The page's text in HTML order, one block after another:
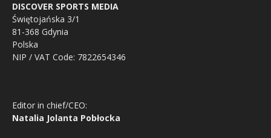
DISCOVER SPORTS MEDIA
Świętojańska 3/1
81-368 Gdynia
Polska
NIP / VAT Code: 7822654346
Editor in chief/CEO:
Natalia Jolanta Pobłocka